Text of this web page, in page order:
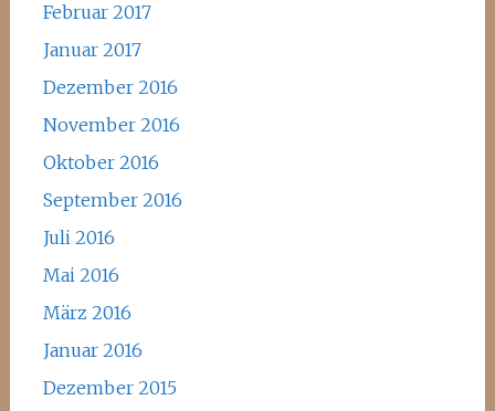
Februar 2017
Januar 2017
Dezember 2016
November 2016
Oktober 2016
September 2016
Juli 2016
Mai 2016
März 2016
Januar 2016
Dezember 2015